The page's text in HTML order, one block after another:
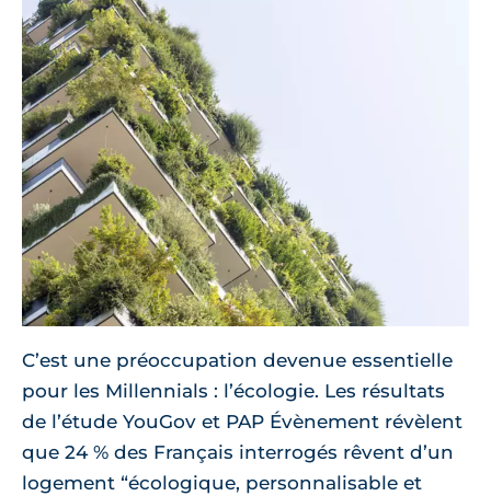
C’est une préoccupation devenue essentielle
pour les Millennials : l’écologie. Les résultats
de l’étude YouGov et PAP Évènement révèlent
que 24 % des Français interrogés rêvent d’un
logement “écologique, personnalisable et